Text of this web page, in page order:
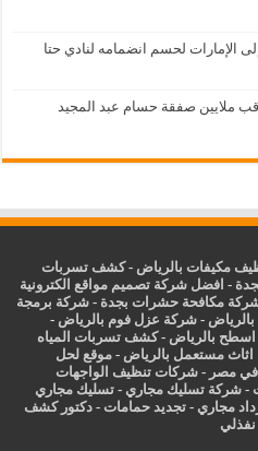
الإمارات لحسم انضمامه لنادي حتا
ملايين صفقة حسام عبد المجيد
مكيفات بالرياض -كشف تسربات
- افضل شركة تصميم مواقع الكترونية
مكافحة حشرات بجدة -شركة برمجة
-شركة عزل فوم بالرياض -
بالرياض -كشف تسربات المياه
اثاث مستعمل بالرياض - موقع لحل
مصر -شركات تنظيف الواجهات
-شركة تسليك مجاري -تسليك مجاري
مجاري -تجديد حمامات -دكتور كشف
نفذلي